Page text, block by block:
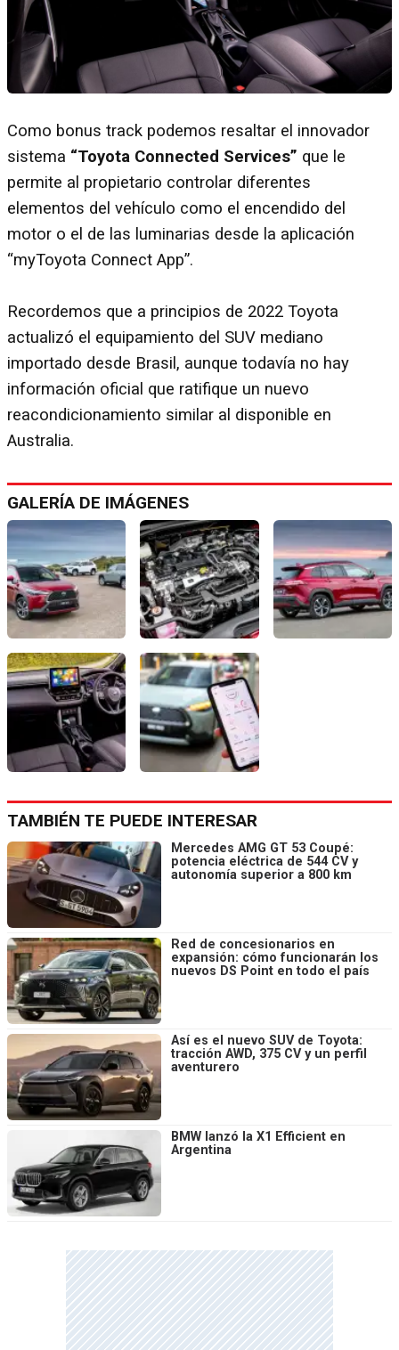
Como bonus track podemos resaltar el innovador
sistema “Toyota Connected Services” que le
permite al propietario controlar diferentes
elementos del vehículo como el encendido del
motor o el de las luminarias desde la aplicación
“myToyota Connect App”.
Recordemos que a principios de 2022 Toyota
actualizó el equipamiento del SUV mediano
importado desde Brasil, aunque todavía no hay
información oficial que ratifique un nuevo
reacondicionamiento similar al disponible en
Australia.
GALERÍA DE IMÁGENES
TAMBIÉN TE PUEDE INTERESAR
Mercedes AMG GT 53 Coupé:
potencia eléctrica de 544 CV y
autonomía superior a 800 km
Red de concesionarios en
expansión: cómo funcionarán los
nuevos DS Point en todo el país
Así es el nuevo SUV de Toyota:
tracción AWD, 375 CV y un perfil
aventurero
BMW lanzó la X1 Efficient en
Argentina